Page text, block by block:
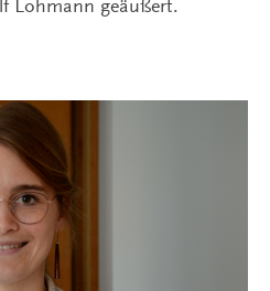
Lohmann geäußert.